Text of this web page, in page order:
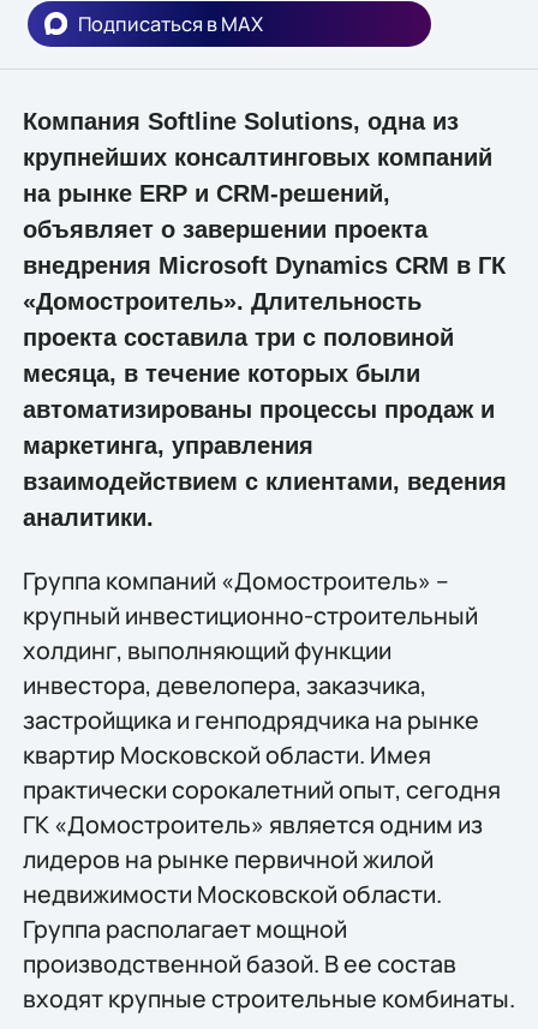
Подписаться в MAX
Компания Softline Solutions, одна из
крупнейших консалтинговых компаний
на рынке ERP и CRM-решений,
объявляет о завершении проекта
внедрения Microsoft Dynamics CRM в ГК
«Домостроитель». Длительность
проекта составила три с половиной
месяца, в течение которых были
автоматизированы процессы продаж и
маркетинга, управления
взаимодействием с клиентами, ведения
аналитики.
Группа компаний «Домостроитель» –
крупный инвестиционно-строительный
холдинг, выполняющий функции
инвестора, девелопера, заказчика,
застройщика и генподрядчика на рынке
квартир Московской области. Имея
практически сорокалетний опыт, сегодня
ГК «Домостроитель» является одним из
лидеров на рынке первичной жилой
недвижимости Московской области.
Группа располагает мощной
производственной базой. В ее состав
входят крупные строительные комбинаты.